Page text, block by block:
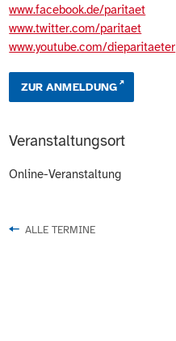
www.facebook.de/paritaet
www.twitter.com/paritaet
www.youtube.com/dieparitaeter
ZUR ANMELDUNG
Veranstaltungsort
Online-Veranstaltung
ALLE TERMINE